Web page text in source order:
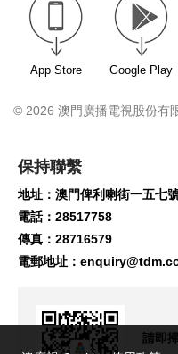
App Store Google Play
© 2026 澳門廣播電視股份有
保持聯繫
地址：澳門俾利喇街一五七
電話：28517758
傳真：28716579
電郵地址：
請即